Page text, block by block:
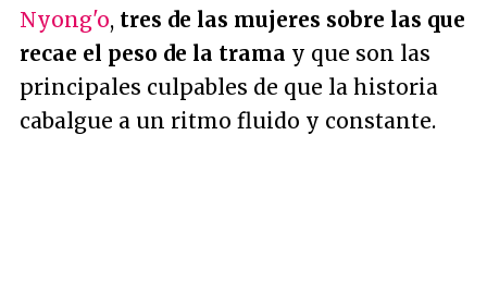
Nyong'o, tres de las mujeres sobre las que
recae el peso de la trama y que son las
principales culpables de que la historia
cabalgue a un ritmo fluido y constante.